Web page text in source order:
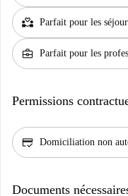
partner_heart Parfait pour les
business_center Parfait pour les
Permissions
credit_score Domiciliation non
Documents